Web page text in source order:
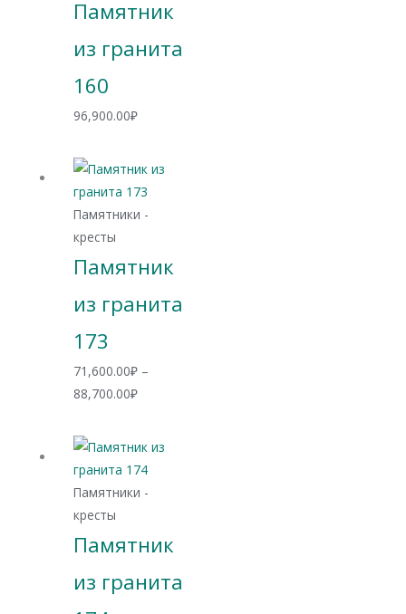
Памятник
из гранита
160
96,900.00₽
Памятники -
кресты
Памятник
из гранита
173
71,600.00₽ –
88,700.00₽Диапазон
Памятники -
кресты
Памятник
из гранита